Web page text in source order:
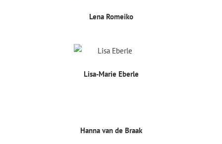
Lena Romeiko
Lisa-Marie Eberle
Hanna van de Braak